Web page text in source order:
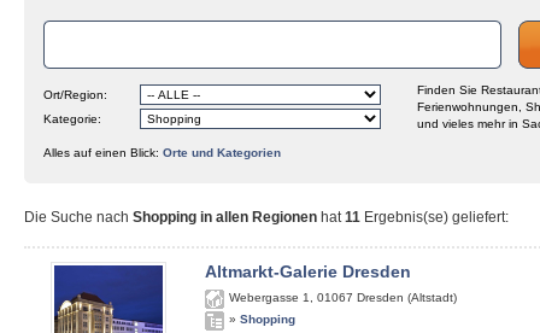
Ort/Region:
Kategorie:
Finden Sie
Ferienwohnungen,
und vieles mehr in
Alles auf einen Blick: Orte und Kategorien
Die Suche nach Shopping in allen Regionen hat11 Ergebnis(se) geliefert:
Altmarkt-Galerie Dresden
Webergasse 1 01067 Dresden (Altstadt)
» Shopping